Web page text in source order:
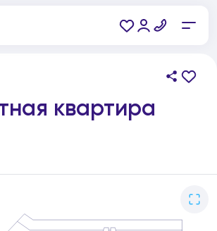
квартира